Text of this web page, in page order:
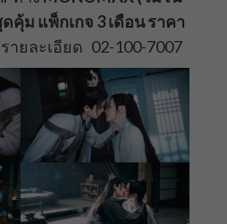
ม แพ็กเกจ 3 เดือน ราคา
ยละเอียด 02-100-7007